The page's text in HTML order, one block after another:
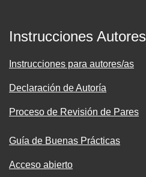
Instrucciones Autores
Instrucciones para autores/as
Declaración de Autoría
Proceso de Revisión de Pares
Guía de Buenas Prácticas
Acceso abierto